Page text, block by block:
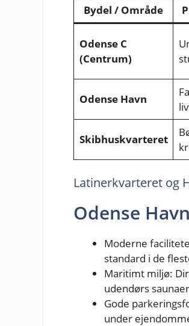
Bydel / Område
Odense C
(Centrum)
Odense Havn
Skibhuskvarteret
Latinerkvarteret og
Odense
Moderne
standard i de
Maritimt miljø:
udendørs
Gode
under